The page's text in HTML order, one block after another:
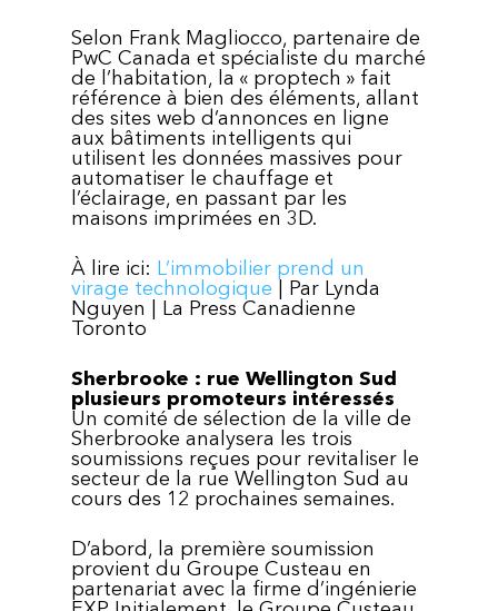
Selon Frank Magliocco, partenaire de
PwC Canada et spécialiste du marché
de l’habitation, la « proptech » fait
référence à bien des éléments, allant
des sites web d’annonces en ligne
aux bâtiments intelligents qui
utilisent les données massives pour
automatiser le chauffage et
l’éclairage, en passant par les
maisons imprimées en 3D.
À lire ici: L’immobilier prend un
virage technologique | Par Lynda
Nguyen | La Press Canadienne
Toronto
Sherbrooke : rue Wellington Sud
plusieurs promoteurs intéressés
Un comité de sélection de la ville de
Sherbrooke analysera les trois
soumissions reçues pour revitaliser le
secteur de la rue Wellington Sud au
cours des 12 prochaines semaines.
D’abord, la première soumission
provient du Groupe Custeau en
partenariat avec la firme d’ingénierie